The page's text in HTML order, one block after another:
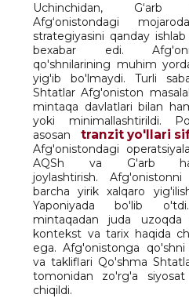
Uchinchidan, G‘arb
Afg‘onistondagi
strategiyasini qanday
bexabar edi.
qo'shnilarining muhim
yig'ib bo'lmaydi. Turli
Shtatlar Afg'oniston
mintaqa davlatlari bilan
yoki minimallashtirildi.
asosan tranzit yo'llari
Afg'onistondagi
AQSh va G'arb
joylashtirish.
barcha yirik xalqaro
Yaponiyada bo'lib
mintaqadan juda uzoqda
kontekst va tarix haqida
ega. Afg'onistonga qo'shni
va takliflari Qo'shma
tomonidan zo'rg'a
chiqildi.